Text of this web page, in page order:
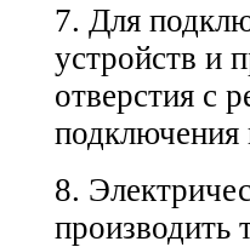
7. Для
устройств и
отверстия с
подключения
8.
производить